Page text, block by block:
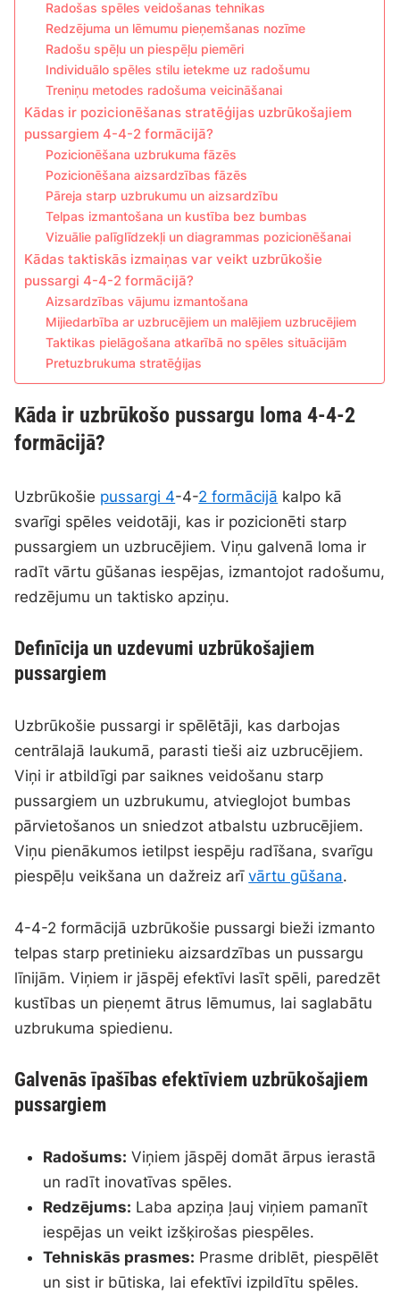
Radošas spēles veidošanas tehnikas
Redzējuma un lēmumu pieņemšanas nozīme
Radošu spēļu un piespēļu piemēri
Individuālo spēles stilu ietekme uz radošumu
Treniņu metodes radošuma veicināšanai
Kādas ir pozicionēšanas stratēģijas uzbrūkošajiem
pussargiem 4-4-2 formācijā?
Pozicionēšana uzbrukuma fāzēs
Pozicionēšana aizsardzības fāzēs
Pāreja starp uzbrukumu un aizsardzību
Telpas izmantošana un kustība bez bumbas
Vizuālie palīglīdzekļi un diagrammas pozicionēšanai
Kādas taktiskās izmaiņas var veikt uzbrūkošie
pussargi 4-4-2 formācijā?
Aizsardzības vājumu izmantošana
Mijiedarbība ar uzbrucējiem un malējiem uzbrucējiem
Taktikas pielāgošana atkarībā no spēles situācijām
Pretuzbrukuma stratēģijas
Kāda ir uzbrūkošo pussargu loma 4-4-2
formācijā?
Uzbrūkošie pussargi 4-4-2 formācijā kalpo kā
svarīgi spēles veidotāji, kas ir pozicionēti starp
pussargiem un uzbrucējiem. Viņu galvenā loma ir
radīt vārtu gūšanas iespējas, izmantojot radošumu,
redzējumu un taktisko apziņu.
Definīcija un uzdevumi uzbrūkošajiem
pussargiem
Uzbrūkošie pussargi ir spēlētāji, kas darbojas
centrālajā laukumā, parasti tieši aiz uzbrucējiem.
Viņi ir atbildīgi par saiknes veidošanu starp
pussargiem un uzbrukumu, atvieglojot bumbas
pārvietošanos un sniedzot atbalstu uzbrucējiem.
Viņu pienākumos ietilpst iespēju radīšana, svarīgu
piespēļu veikšana un dažreiz arīvārtu gūšana.
4-4-2 formācijā uzbrūkošie pussargi bieži izmanto
telpas starp pretinieku aizsardzības un pussargu
līnijām. Viņiem ir jāspēj efektīvi lasīt spēli, paredzēt
kustības un pieņemt ātrus lēmumus, lai saglabātu
uzbrukuma spiedienu.
Galvenās īpašības efektīviem uzbrūkošajiem
pussargiem
Radošums: Viņiem jāspēj domāt ārpus ierastā
un radīt inovatīvas spēles.
Redzējums: Laba apziņa ļauj viņiem pamanīt
iespējas un veikt izšķirošas piespēles.
Tehniskās prasmes: Prasme driblēt, piespēlēt
un sist ir būtiska, lai efektīvi izpildītu spēles.